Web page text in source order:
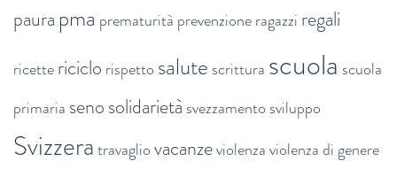
paura pma prematurità prevenzioneragazzi regali
ricettericiclo rispetto salute scrittura scuola scuola
primaria senosolidarietà svezzamento sviluppo
Svizzeratravagliovacanzeviolenzaviolenza di genere